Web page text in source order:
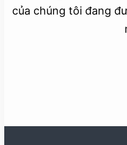
của chúng tôi đang